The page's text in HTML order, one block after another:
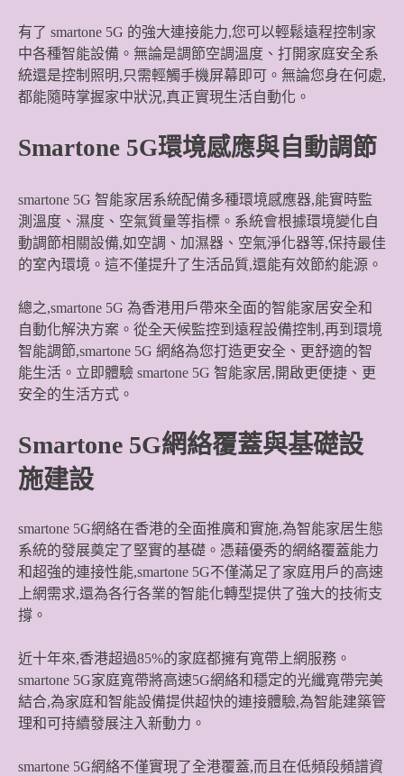
有了 smartone 5G 的強大連接能力,您可以輕鬆遠程控制家
中各種智能設備。無論是調節空調溫度、打開家庭安全系
統還是控制照明,只需輕觸手機屏幕即可。無論您身在何處,
都能隨時掌握家中狀況,真正實現生活自動化。
Smartone 5G環境感應與自動調節
smartone 5G 智能家居系統配備多種環境感應器,能實時監
測溫度、濕度、空氣質量等指標。系統會根據環境變化自
動調節相關設備,如空調、加濕器、空氣淨化器等,保持最佳
的室內環境。這不僅提升了生活品質,還能有效節約能源。
總之,smartone 5G 為香港用戶帶來全面的智能家居安全和
自動化解決方案。從全天候監控到遠程設備控制,再到環境
智能調節,smartone 5G 網絡為您打造更安全、更舒適的智
能生活。立即體驗 smartone 5G 智能家居,開啟更便捷、更
安全的生活方式。
Smartone 5G網絡覆蓋與基礎設
施建設
smartone 5G網絡在香港的全面推廣和實施,為智能家居生態
系統的發展奠定了堅實的基礎。憑藉優秀的網絡覆蓋能力
和超強的連接性能,smartone 5G不僅滿足了家庭用戶的高速
上網需求,還為各行各業的智能化轉型提供了強大的技術支
撐。
近十年來,香港超過85%的家庭都擁有寬帶上網服務。
smartone 5G家庭寬帶將高速5G網絡和穩定的光纖寬帶完美
結合,為家庭和智能設備提供超快的連接體驗,為智能建築管
理和可持續發展注入新動力。
smartone 5G網絡不僅實現了全港覆蓋,而且在低頻段頻譜資